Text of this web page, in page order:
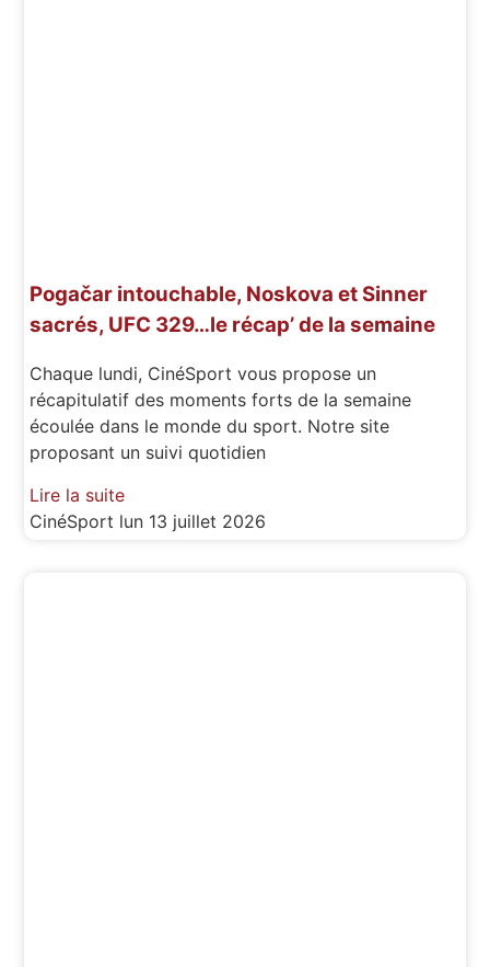
Pogačar intouchable, Noskova et Sinner
sacrés, UFC 329…le récap’ de la semaine
Chaque lundi, CinéSport vous propose un
récapitulatif des moments forts de la semaine
écoulée dans le monde du sport. Notre site
proposant un suivi quotidien
Lire la suite
CinéSport lun 13 juillet 2026